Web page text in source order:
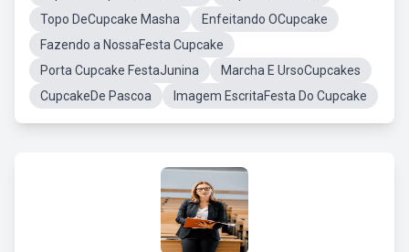
Topo DeCupcake Masha
Enfeitando OCupcake
Fazendo a NossaFesta Cupcake
Porta Cupcake FestaJunina
Marcha E UrsoCupcakes
CupcakeDe Pascoa
Imagem EscritaFesta Do Cupcake